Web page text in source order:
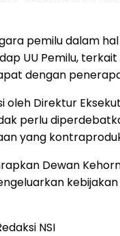
pemilu dalam
UU Pemilu,
dengan
oleh Direktur
perlu
yang
Dewan
NSI